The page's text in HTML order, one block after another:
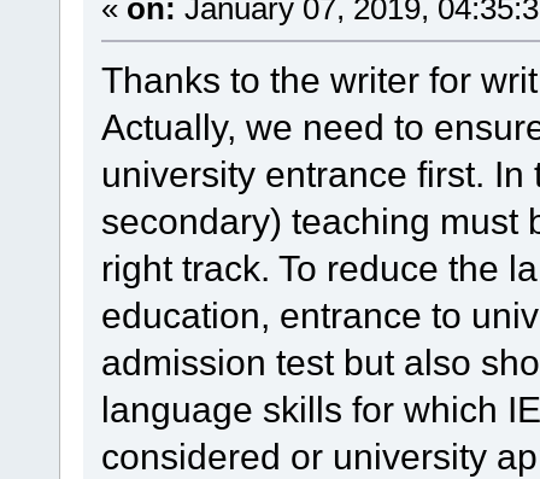
« on: January 07, 2019,
Thanks to the writer for
Actually, we need to
university entrance first.
secondary) teaching must
right track. To reduce the
education, entrance to
admission test but also
language skills for which
considered or university